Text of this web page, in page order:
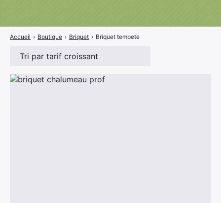
Accueil › Boutique › Briquet › Briquet tempete
Adalya
Al Fakher
SoGood
Divers